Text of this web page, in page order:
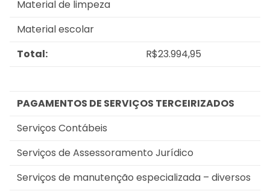
Material de limpeza
Material escolar
Total:
R$23.994,95
PAGAMENTOS DE SERVIÇOS TERCEIRIZADOS
Serviços Contábeis
Serviços de Assessoramento Jurídico
Serviços de manutenção especializada – diversos